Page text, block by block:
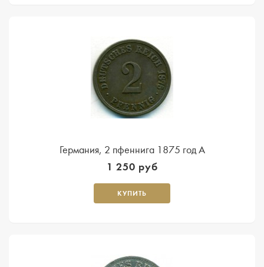
Германия, 2 пфеннига 1875 год А
1 250 руб
КУПИТЬ